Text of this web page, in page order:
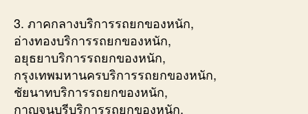
3. ภาคกลางบริการรถยกของหนัก,
อ่างทองบริการรถยกของหนัก,
อยุธยาบริการรถยกของหนัก,
กรุงเทพมหานครบริการรถยกของหนัก,
ชัยนาทบริการรถยกของหนัก,
กาญจนบุรีบริการรถยกของหนัก,